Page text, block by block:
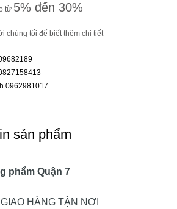
từ 5% đến 30%
chúng tối để biết thêm chi tiết
0962981017
sản phẩm
phẩm Quận 7
HÀNG TẬN NƠI